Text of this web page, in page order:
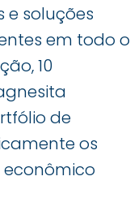
soluções
em todo o
10
de
os
econômico